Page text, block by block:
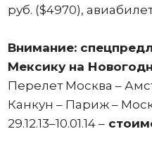
руб. ($4970),
Внимание:
Мексику на
Перелет Москва –
Канкун – Париж –
29.12.13–10.01.14 –